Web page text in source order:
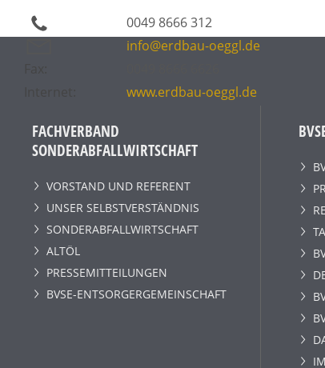
0049 8666 312
info@erdbau-oeggl.de
www.erdbau-oeggl.de
FACHVERBAND
SONDERABFALLWIRTSCHAFT
VORSTAND UND REFERENT
UNSER SELBSTVERSTÄNDNIS
SONDERABFALLWIRTSCHAFT
ALTÖL
PRESSEMITTEILUNGEN
BVSE-ENTSORGERGEMEINSCHAFT